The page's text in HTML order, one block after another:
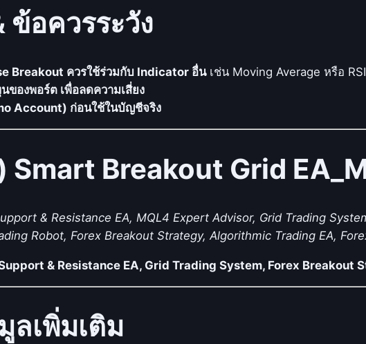
ต
ท
ลุ
แ
ว
รั
ข้อควรระวัง
Breakout ควรใช้ร่วมกับ Indicator อื่นเช่น Moving Average หรือ RSI
ของพอร์ต เพื่อลดความเสี่ยง
Account) ก่อนใช้ในบัญชีจริง
Breakout Grid
& Resistance EA, MQL4 Expert Advisor, Grid Trading
Robot, Forex Breakout Strategy, Algorithmic Trading EA,
& Resistance EA, Grid Trading System, Forex Breakout
ลเพิ่มเติม